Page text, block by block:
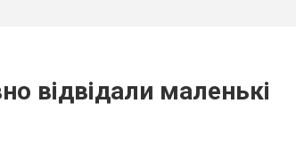
відвідали маленькі